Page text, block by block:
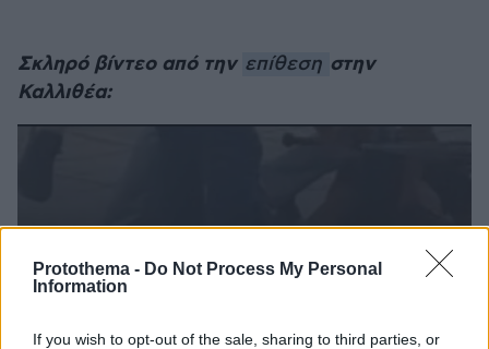
Protothema - Do Not Process My Personal
Information
If you wish to opt-out of the sale, sharing to third parties, or
Σκληρό βίντεο από την επίθεση στην
Καλλιθέα: